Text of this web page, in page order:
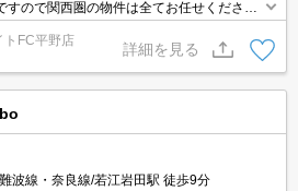
すので関西圏の物件は全てお任せくださ
当店までお気軽にお問い合わせくださいま
はクレジット決済が可能ですので安心して
トFC平野店
詳細を見る
波線・奈良線/若江岩田駅 徒歩9分